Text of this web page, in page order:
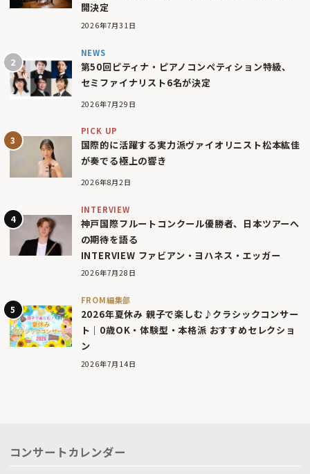
開決定
2026年7月31日
NEWS
第50回ピティナ・ピアノコンペティション特級、
セミファイナリスト6名が決定
2026年7月29日
PICK UP
国際的に活躍する実力派ヴァイオリニスト松本紘佳
が奏でる極上の響き
2026年8月2日
INTERVIEW
神戸国際フルートコンクール優勝者、日本ツアーへ
の期待を語る
INTERVIEW ファビアン・ヨハネス・エッガー
2026年7月28日
FROM編集部
2026年夏休み 親子で楽しむ♪クラシックコンサー
ト｜0歳OK・体験型・本格派 おすすめセレクショ
ン
2026年7月14日
コンサートカレンダー